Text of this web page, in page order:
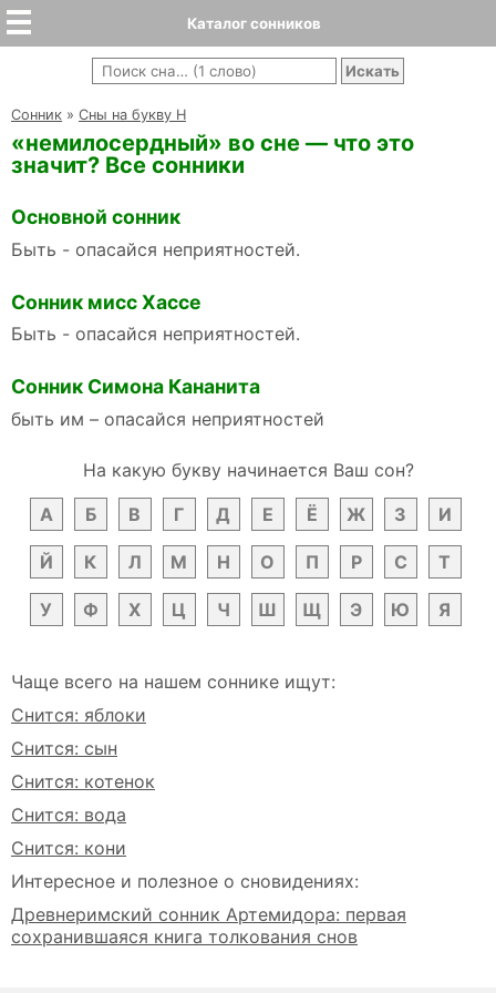
Каталог сонников
Cонник » Сны на букву Н
«немилосердный» во сне — что это
значит? Все сонники
Основной сонник
Быть - опасайся неприятностей.
Сонник мисс Хассе
Быть - опасайся неприятностей.
Сонник Симона Кананита
быть им – опасайся неприятностей
На какую букву начинается Ваш сон?
А
Б В Г Д Е Ё Ж З И
Й К Л М Н О П Р С Т
У Ф Х Ц Ч Ш Щ Э Ю Я
Чаще всего на нашем соннике ищут:
Снится: яблоки
Снится: сын
Снится: котенок
Снится: вода
Снится: кони
Интересное и полезное о сновидениях:
Древнеримский сонник Артемидора: первая
сохранившаяся книга толкования снов